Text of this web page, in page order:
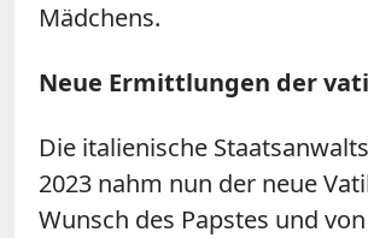
Mädchens.
Neue Ermittlungen der
Die italienische
2023 nahm nun der neue
Wunsch des Papstes und